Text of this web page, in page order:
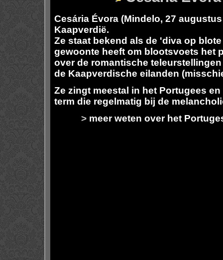
Cesária Évora (Mindelo, 27
Kaapverdië.
Ze staat bekend als de 'diva op
gewoonte heeft om blootsvoets het
over de romantische
de Kaapverdische eilanden
Ze zingt meestal in het Portugees
term die regelmatig bij de
> meer weten over het